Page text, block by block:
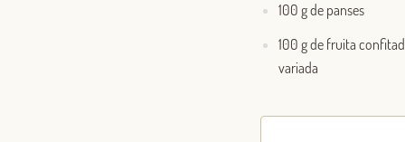
100 g de panses
100 g de fruita
variada